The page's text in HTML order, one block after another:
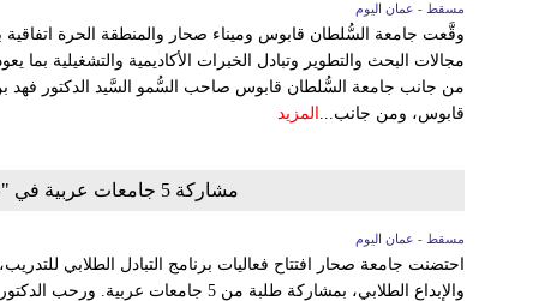
مسقط - عمان اليوم
وقَّعت جامعة السُّلطان قابوس وميناء صحار والمنطقة الحرة
مجالات البحث والتطوير وتبادل الخبرات الأكاديمية والتشغيلية بما
من جانب جامعة السُّلطان قابوس صاحب السُّمو السَّيد الدكتور فهد
قابوس، ومن جانب... المزيد
مشاركة 5 جامعات عربية في "برنامج التبادل الطلابي" بجامعة صحار
مسقط - عمان اليوم
احتضنت جامعة صحار افتتاح فعاليات برنامج التبادل الطلابي
والإبداع الطلابي، بمشاركة طلبة من 5